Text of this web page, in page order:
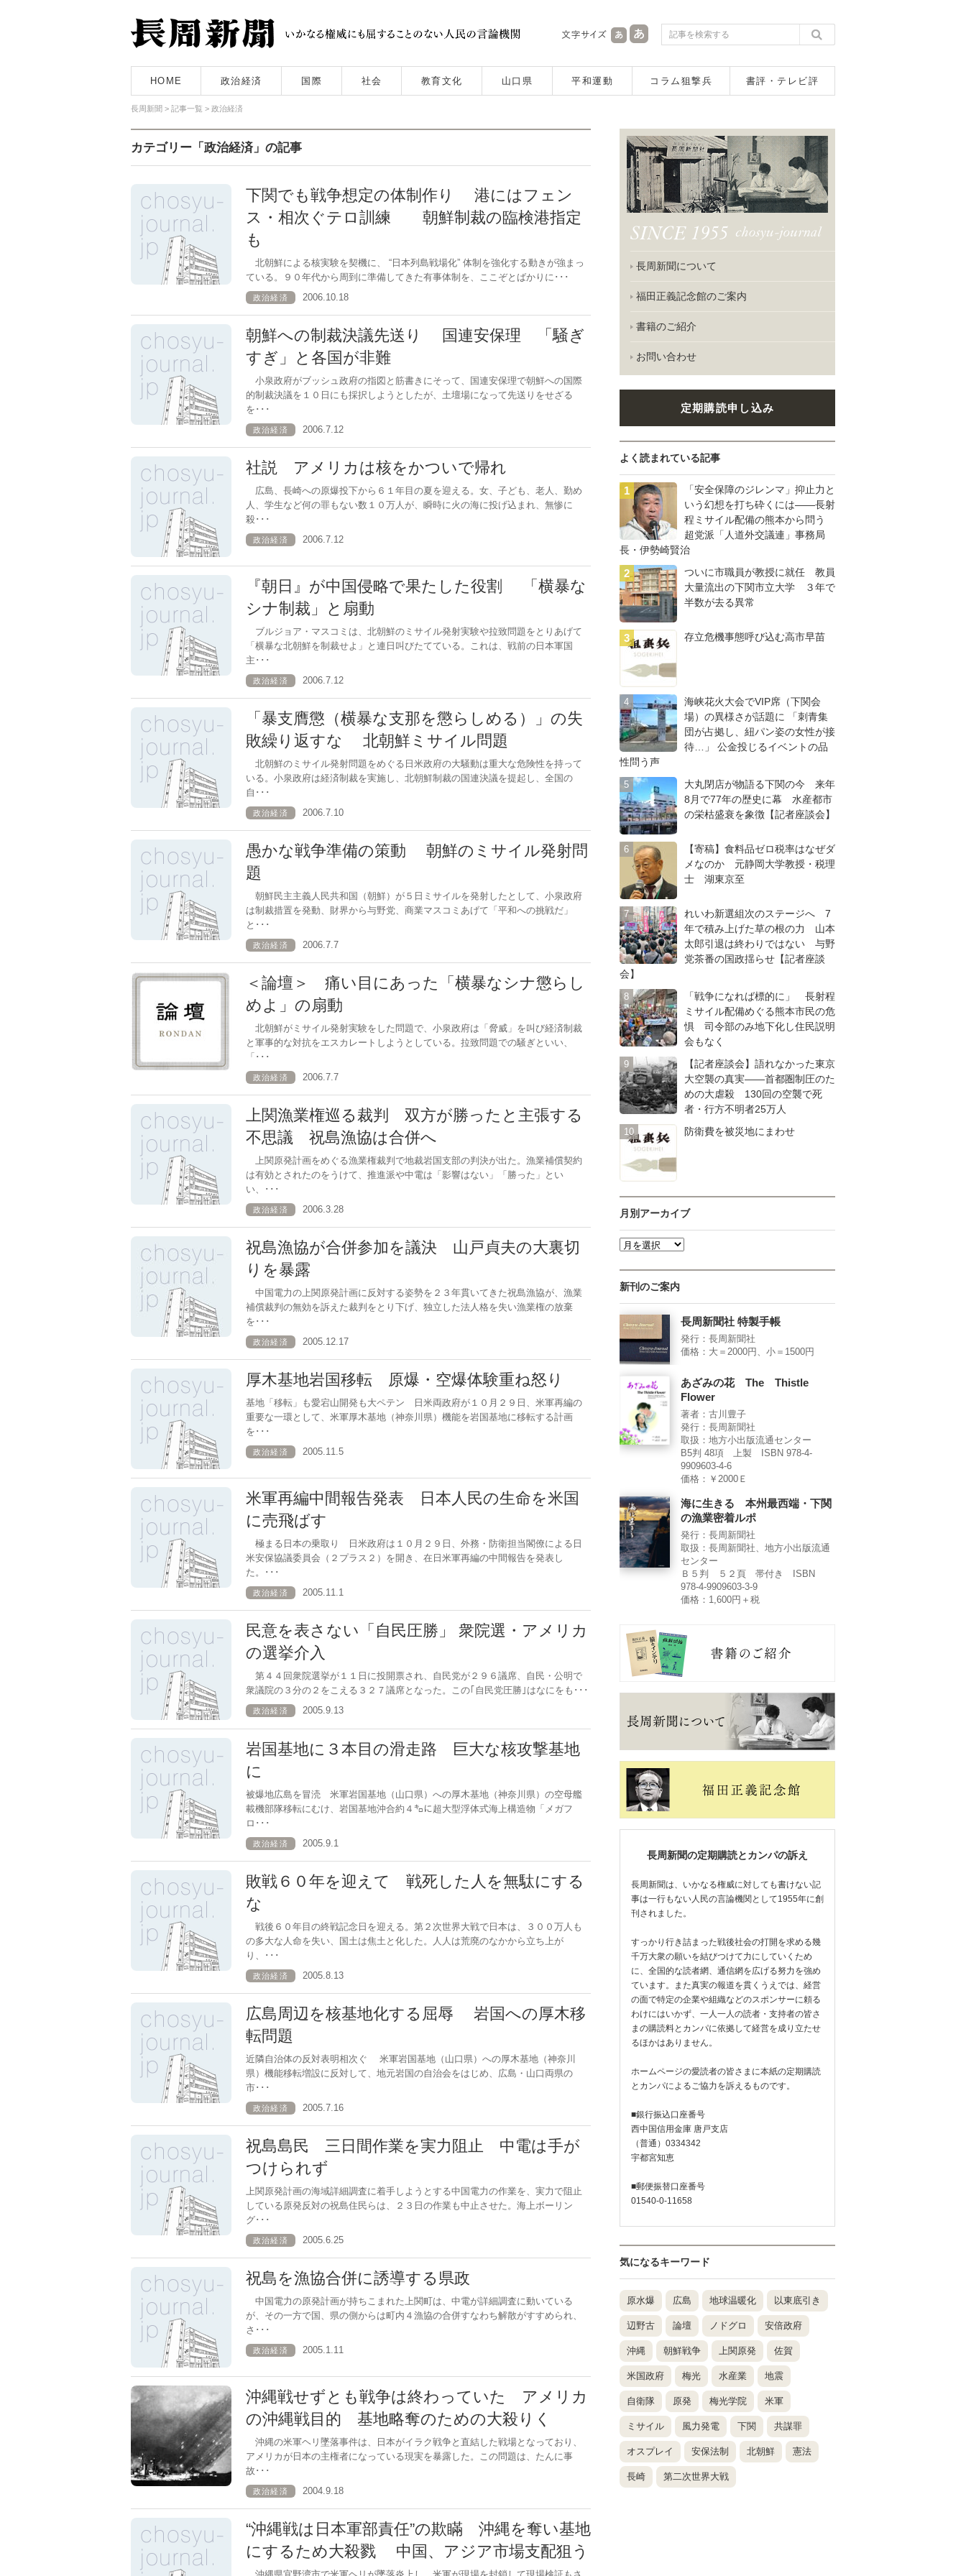
HOME 政治経済 国際 社会 教育文化 山口県 平和運動 コラム狙撃兵 書評・テレビ評
長周新聞 > 記事一覧 > 政治経済
カテゴリー「政治経済」の記事
下関でも戦争想定の体制作り 港にはフェン
ス・相次ぐテロ訓練 朝鮮制裁の臨検港指定
も
北朝鮮による核実験を契機に、 “日本列島戦場化” 体制を強化する動きが強まっ
ている。９０年代から周到に準備してきた有事体制を、ここぞとばかりに･･･
政治経済 2006.10.18
朝鮮への制裁決議先送り 国連安保理 「騒ぎ
すぎ」と各国が非難
小泉政府がブッシュ政府の指図と筋書きにそって、国連安保理で朝鮮への国際
的制裁決議を１０日にも採択しようとしたが、土壇場になって先送りをせざる
を･･･
政治経済 2006.7.12
社説 アメリカは核をかついで帰れ
広島、長崎への原爆投下から６１年目の夏を迎える。女、子ども、老人、勤め
人、学生など何の罪もない数１０万人が、瞬時に火の海に投げ込まれ、無惨に
殺･･･
政治経済 2006.7.12
『朝日』が中国侵略で果たした役割 「横暴な
シナ制裁」と扇動
ブルジョア・マスコミは、北朝鮮のミサイル発射実験や拉致問題をとりあげて
「横暴な北朝鮮を制裁せよ」と連日叫びたてている。これは、戦前の日本軍国
主･･･
政治経済 2006.7.12
「暴支膺懲（横暴な支那を懲らしめる）」の失
敗繰り返すな 北朝鮮ミサイル問題
北朝鮮のミサイル発射問題をめぐる日米政府の大騒動は重大な危険性を持って
いる。小泉政府は経済制裁を実施し、北朝鮮制裁の国連決議を提起し、全国の
自･･･
政治経済 2006.7.10
愚かな戦争準備の策動 朝鮮のミサイル発射問
題
朝鮮民主主義人民共和国（朝鮮）が５日ミサイルを発射したとして、小泉政府
は制裁措置を発動、財界から与野党、商業マスコミあげて「平和への挑戦だ」
と･･･
政治経済 2006.7.7
＜論壇＞ 痛い目にあった「横暴なシナ懲らし
めよ」の扇動
北朝鮮がミサイル発射実験をした問題で、小泉政府は「脅威」を叫び経済制裁
と軍事的な対抗をエスカレートしようとしている。拉致問題での騒ぎといい、
「･･･
政治経済 2006.7.7
上関漁業権巡る裁判 双方が勝ったと主張する
不思議 祝島漁協は合併へ
上関原発計画をめぐる漁業権裁判で地裁岩国支部の判決が出た。漁業補償契約
は有効とされたのをうけて、推進派や中電は「影響はない」「勝った」とい
い、･･･
政治経済 2006.3.28
祝島漁協が合併参加を議決 山戸貞夫の大裏切
りを暴露
中国電力の上関原発計画に反対する姿勢を２３年貫いてきた祝島漁協が、漁業
補償裁判の無効を訴えた裁判をとり下げ、独立した法人格を失い漁業権の放棄
を･･･
政治経済 2005.12.17
厚木基地岩国移転 原爆・空爆体験重ね怒り
基地「移転」も愛宕山開発も大ペテン 日米両政府が１０月２９日、米軍再編の
重要な一環として、米軍厚木基地（神奈川県）機能を岩国基地に移転する計画
を･･･
政治経済 2005.11.5
米軍再編中間報告発表 日本人民の生命を米国
に売飛ばす
極まる日本の乗取り 日米政府は１０月２９日、外務・防衛担当閣僚による日
米安保協議委員会（２プラス２）を開き、在日米軍再編の中間報告を発表し
た。･･･
政治経済 2005.11.1
民意を表さない「自民圧勝」 衆院選・アメリカ
の選挙介入
第４４回衆院選挙が１１日に投開票され、自民党が２９６議席、自民・公明で
衆議院の３分の２をこえる３２７議席となった。この｢自民党圧勝｣はなにをも･･･
政治経済 2005.9.13
岩国基地に３本目の滑走路 巨大な核攻撃基地
に
被爆地広島を冒涜 米軍岩国基地（山口県）への厚木基地（神奈川県）の空母艦
載機部隊移転にむけ、岩国基地沖合約４㌔に超大型浮体式海上構造物「メガフ
ロ･･･
政治経済 2005.9.1
敗戦６０年を迎えて 戦死した人を無駄にする
な
戦後６０年目の終戦記念日を迎える。第２次世界大戦で日本は、３００万人も
の多大な人命を失い、国土は焦土と化した。人人は荒廃のなかから立ち上が
り、･･･
政治経済 2005.8.13
広島周辺を核基地化する屈辱 岩国への厚木移
転問題
近隣自治体の反対表明相次ぐ 米軍岩国基地（山口県）への厚木基地（神奈川
県）機能移転増設に反対して、地元岩国の自治会をはじめ、広島・山口両県の
市･･･
政治経済 2005.7.16
祝島島民 三日間作業を実力阻止 中電は手が
つけられず
上関原発計画の海域詳細調査に着手しようとする中国電力の作業を、実力で阻止
している原発反対の祝島住民らは、２３日の作業も中止させた。海上ボーリン
グ･･･
政治経済 2005.6.25
祝島を漁協合併に誘導する県政
中国電力の原発計画が持ちこまれた上関町は、中電が詳細調査に動いている
が、その一方で国、県の側からは町内４漁協の合併すなわち解散がすすめられ、
さ･･･
政治経済 2005.1.11
沖縄戦せずとも戦争は終わっていた アメリカ
の沖縄戦目的 基地略奪のための大殺りく
沖縄の米軍ヘリ墜落事件は、日本がイラク戦争と直結した戦場となっており、
アメリカが日本の主権者になっている現実を暴露した。この問題は、たんに事
故･･･
政治経済 2004.9.18
“沖縄戦は日本軍部責任”の欺瞞 沖縄を奪い基地
にするため大殺戮 中国、アジア市場支配狙う
長周新聞について
福田正義記念館のご案内
書籍のご紹介
お問い合わせ
定期購読申し込み
よく読まれている記事
「安全保障のジレンマ」抑止力と
いう幻想を打ち砕くには――長射
程ミサイル配備の熊本から問う
超党派「人道外交議連」事務局
長・伊勢崎賢治
ついに市職員が教授に就任 教員
大量流出の下関市立大学 ３年で
半数が去る異常
存立危機事態呼び込む高市早苗
海峡花火大会でVIP席（下関会
場）の異様さが話題に 「刺青集
団が占拠し、紐パン姿の女性が接
待…」 公金投じるイベントの品
性問う声
大丸閉店が物語る下関の今 来年
8月で77年の歴史に幕 水産都市
の栄枯盛衰を象徴【記者座談会】
【寄稿】食料品ゼロ税率はなぜダ
メなのか 元静岡大学教授・税理
士 湖東京至
れいわ新選組次のステージへ 7
年で積み上げた草の根の力 山本
太郎引退は終わりではない 与野
党茶番の国政揺らせ【記者座談
会】
「戦争になれば標的に」 長射程
ミサイル配備めぐる熊本市民の危
惧 司令部のみ地下化し住民説明
会もなく
【記者座談会】語れなかった東京
大空襲の真実――首都圏制圧のた
めの大虐殺 130回の空襲で死
者・行方不明者25万人
防衛費を被災地にまわせ
月別アーカイブ
新刊のご案内
長周新聞社 特製手帳
発行：長周新聞社
価格：大＝2000円、小＝1500円
あざみの花 The Thistle
Flower
著者：古川豊子
発行：長周新聞社
取扱：地方小出版流通センター
B5判 48項 上製 ISBN 978-4-
9909603-4-6
価格：￥2000Ｅ
海に生きる 本州最西端・下関
の漁業密着ルポ
発行：長周新聞社
取扱：長周新聞社、地方小出版流通
センター
Ｂ５判 ５２頁 帯付き ISBN
978-4-9909603-3-9
価格：1,600円＋税
長周新聞の定期購読とカンパの訴え
長周新聞は、いかなる権威に対しても書けない記
事は一行もない人民の言論機関として1955年に創
刊されました。
すっかり行き詰まった戦後社会の打開を求める幾
千万大衆の願いを結びつけて力にしていくため
に、全国的な読者網、通信網を広げる努力を強め
ています。また真実の報道を貫くうえでは、経営
の面で特定の企業や組織などのスポンサーに頼る
わけにはいかず、一人一人の読者・支持者の皆さ
まの購読料とカンパに依拠して経営を成り立たせ
るほかはありません。
ホームページの愛読者の皆さまに本紙の定期購読
とカンパによるご協力を訴えるものです。
■銀行振込口座番号
西中国信用金庫 唐戸支店
（普通）0334342
宇都宮知恵
■郵便振替口座番号
01540-0-11658
気になるキーワード
原水爆 広島 地球温暖化 以東底引き
辺野古 論壇 ノドグロ 安倍政府
沖縄 朝鮮戦争 上関原発 佐賀
米国政府 梅光 水産業 地震
自衛隊 原発 梅光学院 米軍
ミサイル 風力発電 下関 共謀罪
オスプレイ 安保法制 北朝鮮 憲法
長崎 第二次世界大戦